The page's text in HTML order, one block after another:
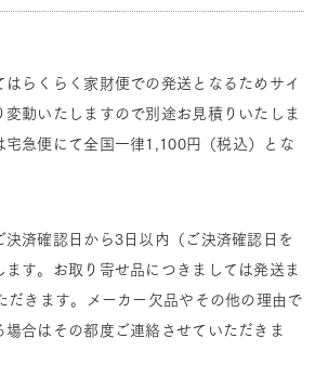
はらくらく家財便での発送となるためサイ
変動いたしますので別途お見積りいたしま
宅急便にて全国一律1,100円（税込）とな
決済確認日から3日以内（ご決済確認日を
す。お取り寄せ品につきましては発送ま
だきます。メーカー欠品やその他の理由で
場合はその都度ご連絡させていただきま